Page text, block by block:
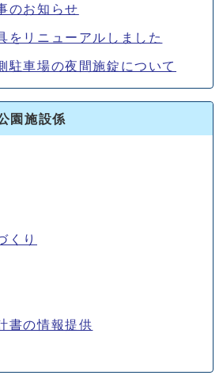
のお知らせ
をリニューアルしました
駐車場の夜間施錠について
園施設係
くり
書の情報提供